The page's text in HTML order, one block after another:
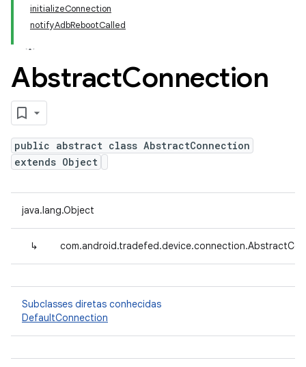
initializeConnection
notifyAdbRebootCalled
AbstractConnection
public abstract class AbstractConnection
extends Object
java.lang.Object
↳
Subclasses diretas conhecidas
DefaultConnection